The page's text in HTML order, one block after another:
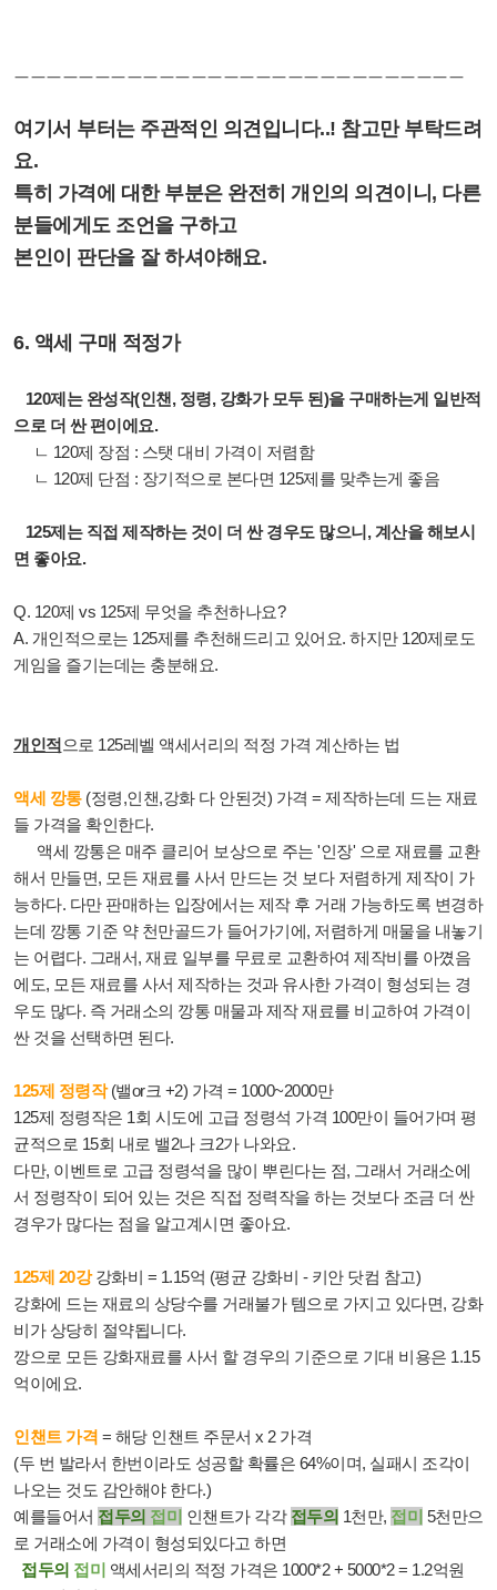
ㅡㅡㅡㅡㅡㅡㅡㅡㅡㅡㅡㅡㅡㅡㅡㅡㅡㅡㅡㅡㅡㅡㅡㅡㅡㅡㅡㅡ
여기서 부터는 주관적인 의견입니다..! 참고만 부탁드려
요.
특히 가격에 대한 부분은 완전히 개인의 의견이니, 다른
분들에게도 조언을 구하고
본인이 판단을 잘 하셔야해요.
6. 액세 구매 적정가
120제는 완성작(인챈, 정령, 강화가 모두 된)을 구매하는게 일반적
으로 더 싼 편이에요.
ㄴ 120제 장점 : 스탯 대비 가격이 저렴함
ㄴ 120제 단점 : 장기적으로 본다면 125제를 맞추는게 좋음
125제는 직접 제작하는 것이 더 싼 경우도 많으니, 계산을 해보시
면 좋아요.
Q. 120제 vs 125제 무엇을 추천하나요?
A. 개인적으로는 125제를 추천해드리고 있어요. 하지만 120제로도
게임을 즐기는데는 충분해요.
개인적 으로 125레벨 액세서리의 적정 가격 계산하는 법
액세 깡통 (정령,인챈,강화 다 안된것) 가격 = 제작하는데 드는 재료
들 가격을 확인한다.
액세 깡통은 매주 클리어 보상으로 주는 '인장' 으로 재료를 교환
해서 만들면, 모든 재료를 사서 만드는 것 보다 저렴하게 제작이 가
능하다. 다만 판매하는 입장에서는 제작 후 거래 가능하도록 변경하
는데 깡통 기준 약 천만골드가 들어가기에, 저렴하게 매물을 내놓기
는 어렵다. 그래서, 재료 일부를 무료로 교환하여 제작비를 아꼈음
에도, 모든 재료를 사서 제작하는 것과 유사한 가격이 형성되는 경
우도 많다. 즉 거래소의 깡통 매물과 제작 재료를 비교하여 가격이
싼 것을 선택하면 된다.
125제 정령작(밸or크 +2) 가격 = 1000~2000만
125제 정령작은 1회 시도에 고급 정령석 가격 100만이 들어가며 평
균적으로 15회 내로 밸2나 크2가 나와요.
다만, 이벤트로 고급 정령석을 많이 뿌린다는 점, 그래서 거래소에
서 정령작이 되어 있는 것은 직접 정력작을 하는 것보다 조금 더 싼
경우가 많다는 점을 알고계시면 좋아요.
125제 20강강화비 = 1.15억 (평균 강화비 - 키안 닷컴 참고)
강화에 드는 재료의 상당수를 거래불가 템으로 가지고 있다면, 강화
비가 상당히 절약됩니다.
깡으로 모든 강화재료를 사서 할 경우의 기준으로 기대 비용은 1.15
억이에요.
인챈트 가격 = 해당 인챈트 주문서 x 2 가격
(두 번 발라서 한번이라도 성공할 확률은 64%이며, 실패시 조각이
나오는 것도 감안해야 한다.)
예를들어서 접두의 접미 인챈트가 각각 접두의 1천만, 접미 5천만으
로 거래소에 가격이 형성되있다고 하면
접두의 접미 액세서리의 적정 가격은 1000*2 + 5000*2 = 1.2억원